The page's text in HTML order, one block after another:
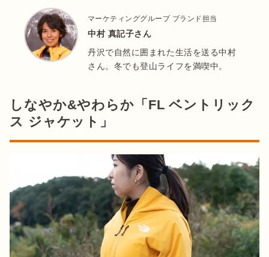
マーケティンググループ ブランド担当
中村 真記子さん
丹沢で自然に囲まれた生活を送る中村
さん。冬でも登山ライフを満喫中。
しなやか&やわらか「FL ベントリック
ス ジャケット」